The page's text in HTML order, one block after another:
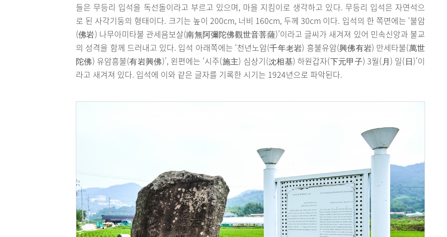
들은 무등리 입석을 독선돌이라고 부르고 있으며, 마을 지킴이로 생각하고 있다. 무등리 입석은 자연석으
로 된 사각기둥의 형태이다. 크기는 높이 200cm, 너비 160cm, 두께 30cm 이다. 입석의 한 쪽면에는 ‘불암
(佛岩) 나무아미타불 관세음보살(南無阿彌陀佛觀世音菩薩)’이라고 글씨가 새겨져 있어 민속신앙과 불교
의 성격을 함께 드러내고 있다. 입석 아래쪽에는 ‘천년노암(千年老岩) 흥불유암(興佛有岩) 만세타불(萬世
陀佛) 유암흥불(有岩興佛)’, 왼편에는 ‘시주(施主) 심상기(沈相基) 하원갑자(下元甲子) 3월(月) 일(日)’이
라고 새겨져 있다. 입석에 이와 같은 글자를 기록한 시기는 1924년으로 파악된다.